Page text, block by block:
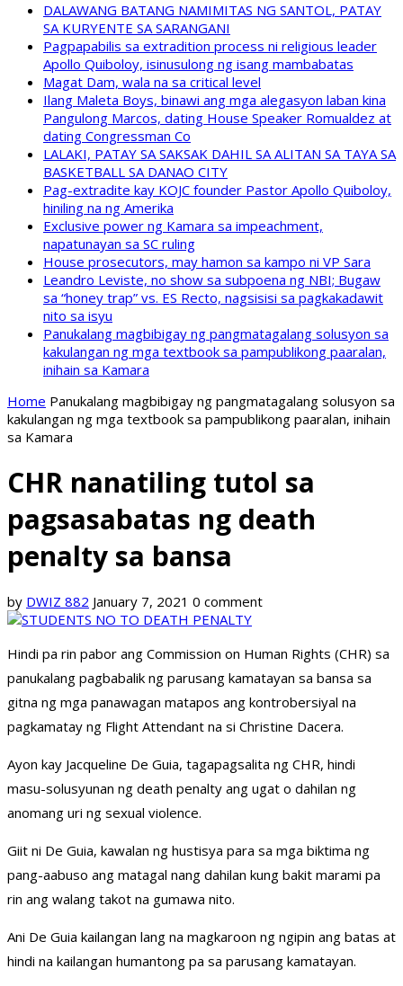
DALAWANG BATANG NAMIMITAS NG SANTOL, PATAY
SA KURYENTE SA SARANGANI
Pagpapabilis sa extradition process ni religious leader
Apollo Quiboloy, isinusulong ng isang mambabatas
Magat Dam, wala na sa critical level
Ilang Maleta Boys, binawi ang mga alegasyon laban kina
Pangulong Marcos, dating House Speaker Romualdez at
dating Congressman Co
LALAKI, PATAY SA SAKSAK DAHIL SA ALITAN SA TAYA SA
BASKETBALL SA DANAO CITY
Pag-extradite kay KOJC founder Pastor Apollo Quiboloy,
hiniling na ng Amerika
Exclusive power ng Kamara sa impeachment,
napatunayan sa SC ruling
House prosecutors, may hamon sa kampo ni VP Sara
Leandro Leviste, no show sa subpoena ng NBI; Bugaw
sa “honey trap” vs. ES Recto, nagsisisi sa pagkakadawit
nito sa isyu
Panukalang magbibigay ng pangmatagalang solusyon sa
kakulangan ng mga textbook sa pampublikong paaralan,
inihain sa Kamara
Home Panukalang magbibigay ng pangmatagalang solusyon sa
kakulangan ng mga textbook sa pampublikong paaralan, inihain
sa Kamara
CHR nanatiling tutol sa
pagsasabatas ng death
penalty sa bansa
by DWIZ 882 January 7, 2021 0 comment
Hindi pa rin pabor ang Commission on Human Rights (CHR) sa
panukalang pagbabalik ng parusang kamatayan sa bansa sa
gitna ng mga panawagan matapos ang kontrobersiyal na
pagkamatay ng Flight Attendant na si Christine Dacera.
Ayon kay Jacqueline De Guia, tagapagsalita ng CHR, hindi
masu-solusyunan ng death penalty ang ugat o dahilan ng
anomang uri ng sexual violence.
Giit ni De Guia, kawalan ng hustisya para sa mga biktima ng
pang-aabuso ang matagal nang dahilan kung bakit marami pa
rin ang walang takot na gumawa nito.
Ani De Guia kailangan lang na magkaroon ng ngipin ang batas at
hindi na kailangan humantong pa sa parusang kamatayan.